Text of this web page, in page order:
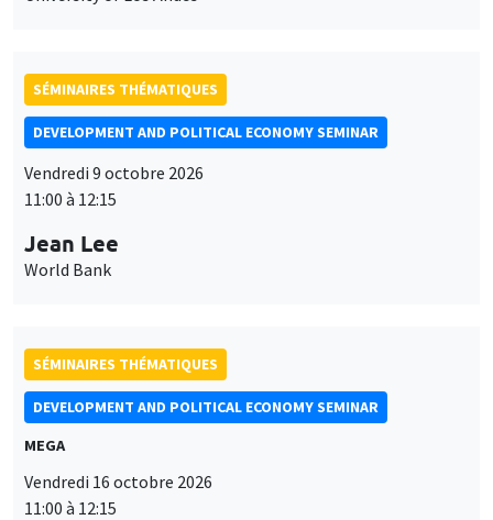
SÉMINAIRES THÉMATIQUES
DEVELOPMENT AND POLITICAL ECONOMY SEMINAR
Vendredi 9 octobre 2026
11:00 à 12:15
Jean Lee
World Bank
SÉMINAIRES THÉMATIQUES
DEVELOPMENT AND POLITICAL ECONOMY SEMINAR
MEGA
Vendredi 16 octobre 2026
11:00 à 12:15